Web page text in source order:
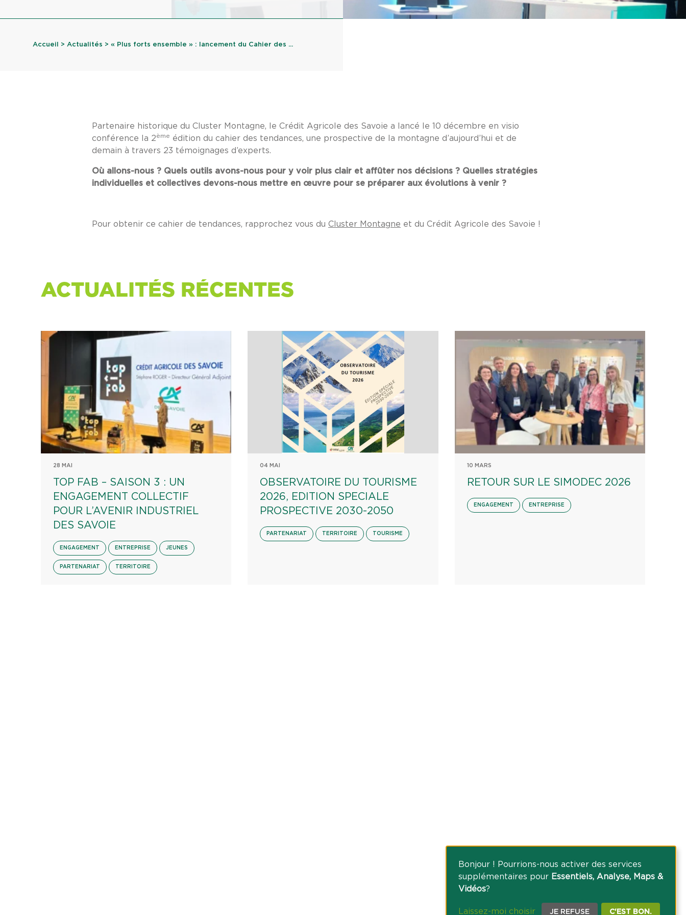
Bonjour ! Pourrions-nous activer des services
supplémentaires pour Essentiels, Analyse, Maps &
Vidéos?
Laissez-moi choisir JE REFUSE C'EST BON.
Accueil > Actualités > « Plus forts ensemble » : lancement du Cahier des ...
Partenaire historique du Cluster Montagne, le Crédit Agricole des Savoie a lancé le 10 décembre en visio
conférence la 2ème édition du cahier des tendances, une prospective de la montagne d’aujourd’hui et de
demain à travers 23 témoignages d’experts.
Où allons-nous ? Quels outils avons-nous pour y voir plus clair et affûter nos décisions ? Quelles stratégies
individuelles et collectives devons-nous mettre en œuvre pour se préparer aux évolutions à venir ?
Pour obtenir ce cahier de tendances, rapprochez vous du Cluster Montagne et du Crédit Agricole des Savoie !
ACTUALITÉS RÉCENTES
28 MAI
TOP FAB – SAISON 3 : UN
ENGAGEMENT COLLECTIF
POUR L’AVENIR INDUSTRIEL
DES SAVOIE
ENGAGEMENT ENTREPRISE JEUNES
PARTENARIAT TERRITOIRE
04 MAI
OBSERVATOIRE DU TOURISME
2026, EDITION SPECIALE
PROSPECTIVE 2030-2050
PARTENARIAT TERRITOIRE TOURISME
10 MARS
RETOUR SUR LE SIMODEC 2026
ENGAGEMENT ENTREPRISE